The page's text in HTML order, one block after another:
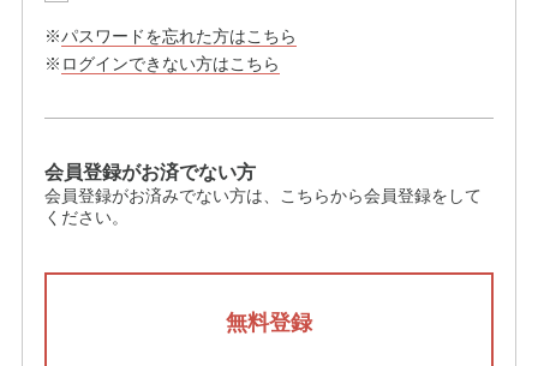
※パスワードを忘れた方はこちら
※ ログインできない方はこちら
会員登録がお済でない方
会員登録がお済みでない方は、こちらから会員登録をして
ください。
無料登録